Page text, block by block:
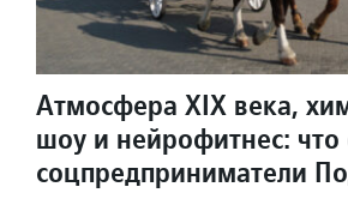
Атмосфера XIX века,
шоу и нейрофитнес: что
соцпредприниматели